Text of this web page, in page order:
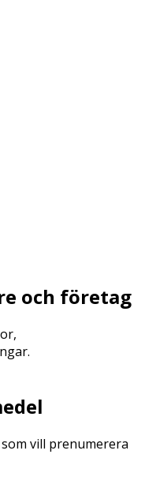
och företag
vill prenumerera